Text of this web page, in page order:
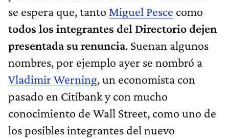
se espera que, tanto Miguel Pesce como
todos los integrantes del Directorio dejen
presentada su renuncia. Suenan algunos
nombres, por ejemplo ayer se nombró a
Vladimir Werning, un economista con
pasado en Citibank y con mucho
conocimiento de Wall Street, como uno de
los posibles integrantes del nuevo